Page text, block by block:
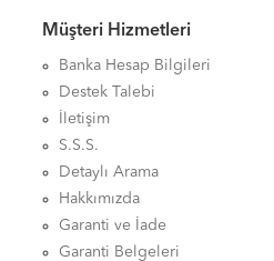
Müşteri Hizmetleri
Banka Hesap Bilgileri
Destek Talebi
İletişim
S.S.S.
Detaylı Arama
Hakkımızda
Garanti ve İade
Garanti Belgeleri